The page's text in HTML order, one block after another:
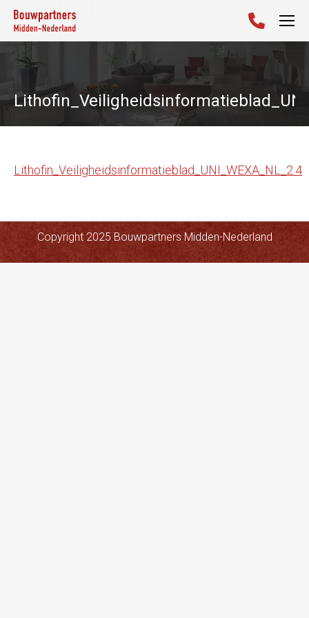
Lithofin_Veiligheidsinformatieblad_UNI_WEXA_NL_2.4
Copyright 2025 Bouwpartners Midden-Nederland